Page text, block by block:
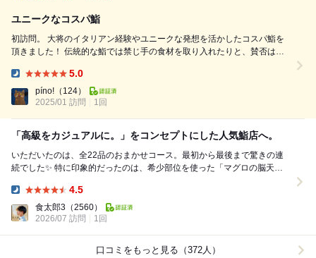
ユニークなコスパ鮨
初訪問。 大将のイタリアン経験やユニークな発想を活かしたコスパ鮨を
頂きました！ 伝統的な鮨では禁じ手の食材を取り入れたりと、賛否はあ
になりました。 脳天雲丹ドッグ（ブーケに＋2000円で雲丹増量） ちぢみ
ほうれん草のおひた...
5.0
píno! （124）
2025/01 訪問
1回
「高級をカジュアルに。」をコンセプトにした人気鮨店へ。
いただいたのは、全22品のおまかせコース。最初から最後まで驚きの連
続でした✨ 特に印象的だったのは、希少部位を使った「マグロの脳天ウ
4.5
食太郎3 （2560）
2026/07 訪問
1回
口コミをもっと見る（372人）